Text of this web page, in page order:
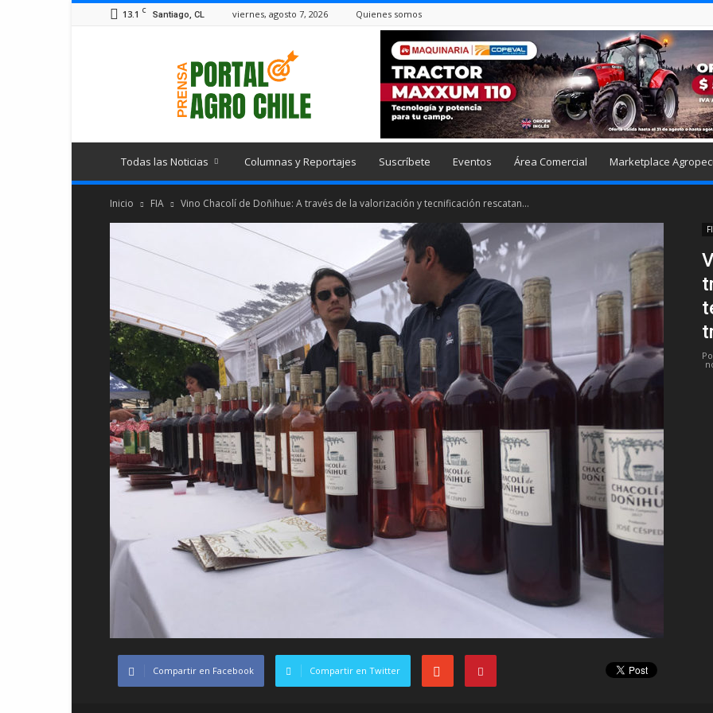
13.1 C Santiago, CL viernes, agosto 7, 2026 Quienes somos
Todas las Noticias Columnas y Reportajes Suscríbete Eventos Área Comercial Marketplace
Inicio FIA Vino Chacolí de Doñihue: A través de la valorización y tecnificación rescatan...
Compartir en Facebook Compartir en Twitter